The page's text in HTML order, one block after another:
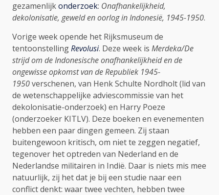
gezamenlijkonderzoek: Onafhankelijkheid,
dekolonisatie, geweld en oorlog in Indonesië, 1945-1950.
Vorige week opende het Rijksmuseum de
tentoonstellingRevolusi. Deze week is Merdeka/De
strijd om de Indonesische onafhankelijkheid en de
ongewisse opkomst van de Republiek 1945-
1950verschenen, van Henk Schulte Nordholt (lid van
de wetenschappelijke adviescommissie van het
dekolonisatie-onderzoek) en Harry Poeze
(onderzoeker KITLV). Deze boeken en evenementen
hebben een paar dingen gemeen. Zij staan
buitengewoon kritisch, om niet te zeggen negatief,
tegenover het optreden van Nederland en de
Nederlandse militairen in Indië. Daar is niets mis mee
natuurlijk, zij het dat je bij een studie naar een
conflict denkt: waar twee vechten, hebben twee